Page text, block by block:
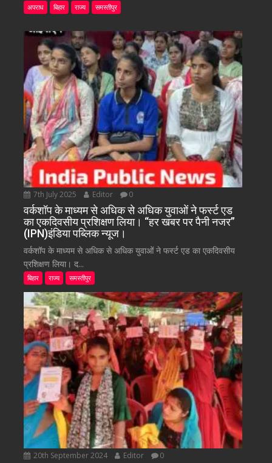
अपराध बिहार राज्य समस्तीपुर
7th July 2025 Editor 0
वर्कशॉप के माध्यम से अधिक से अधिक युवाओं ने फर्स्ट एड
का एकदिवसीय प्रशिक्षण लिया। “हर खबर पर पैनी नजर”
(IPN)इंडिया पब्लिक न्यूज।
वर्कशॉप के माध्यम से अधिक से अधिक युवाओं ने फर्स्ट एड का एकदिवसीय
प्रशिक्षण लिया। द...
बिहार राज्य समस्तीपुर
20th September 2024 Editor 0